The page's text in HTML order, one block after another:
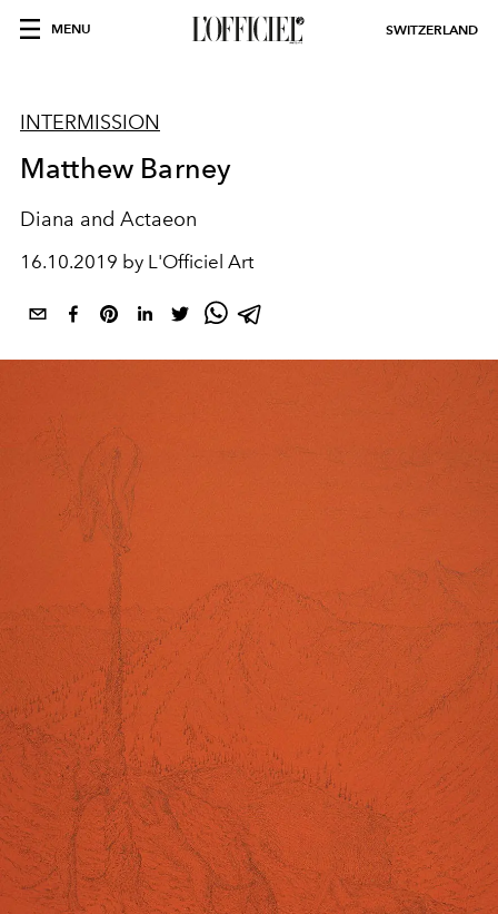
MENU SWITZERLAND
INTERMISSION
Matthew Barney
Diana and Actaeon
16.10.2019 by L'Officiel Art